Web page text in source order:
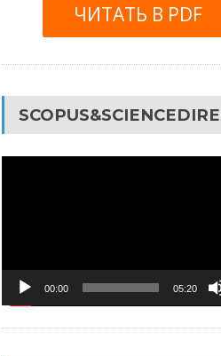
ЧИТАТЬ В PDF
00:00 05:20